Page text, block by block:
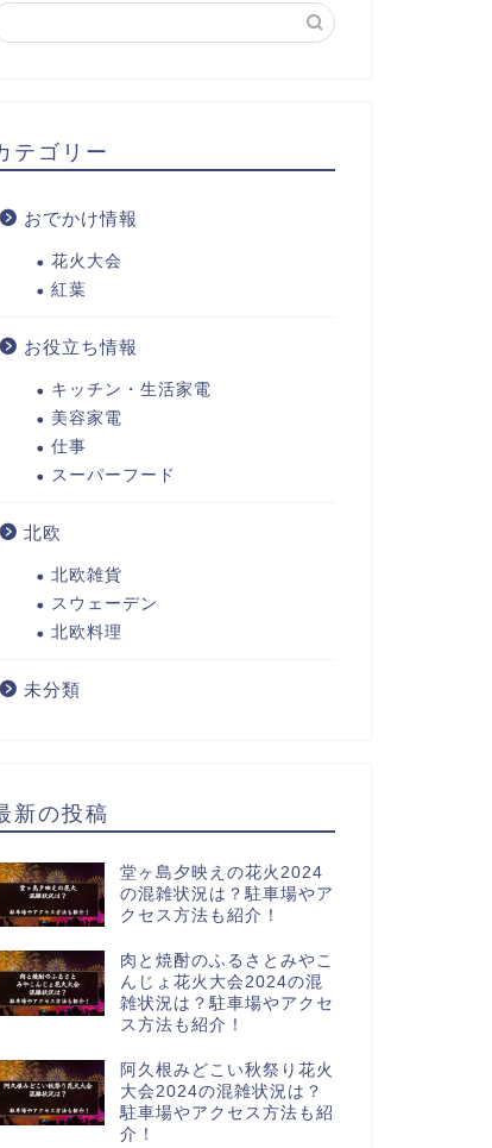
テゴリー
おでかけ情報
花火大会
紅葉
お役立ち情報
キッチン・生活家電
美容家電
仕事
スーパーフード
北欧
北欧雑貨
スウェーデン
北欧料理
未分類
新の投稿
堂ヶ島夕映えの花火2024
の混雑状況は？駐車場やア
クセス方法も紹介！
肉と焼酎のふるさとみやこ
んじょ花火大会2024の混
雑状況は？駐車場やアクセ
ス方法も紹介！
阿久根みどこい秋祭り花火
大会2024の混雑状況は？
駐車場やアクセス方法も紹
介！